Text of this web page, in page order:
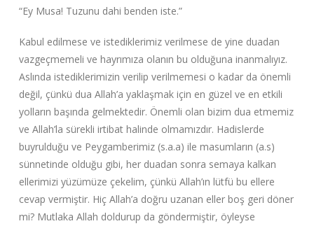
“Ey Musa! Tuzunu dahi benden iste.”
Kabul edilmese ve istediklerimiz verilmese de yine duadan
vazgeçmemeli ve hayrımıza olanın bu olduğuna inanmalıyız.
Aslında istediklerimizin verilip verilmemesi o kadar da önemli
değil, çünkü dua Allah’a yaklaşmak için en güzel ve en etkili
yolların başında gelmektedir. Önemli olan bizim dua etmemiz
ve Allah’la sürekli irtibat halinde olmamızdır. Hadislerde
buyrulduğu ve Peygamberimiz (s.a.a) ile masumların (a.s)
sünnetinde olduğu gibi, her duadan sonra semaya kalkan
ellerimizi yüzümüze çekelim, çünkü Allah’ın lütfü bu ellere
cevap vermiştir. Hiç Allah’a doğru uzanan eller boş geri döner
mi? Mutlaka Allah doldurup da göndermiştir, öyleyse